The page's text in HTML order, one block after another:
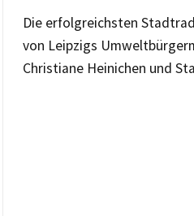
Die erfolgreichsten
von Leipzigs
Christiane Heinichen und